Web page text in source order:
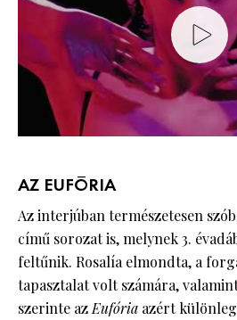
AZ EUFÓRIA
Az interjúban természetesen
című sorozat is, melynek 3.
feltűnik. Rosalía elmondta, a
tapasztalat volt számára,
szerinte az Eufória azért